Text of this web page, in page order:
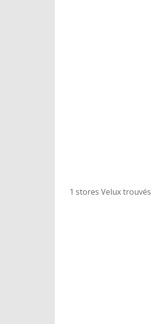
1 stores Velux trouvés